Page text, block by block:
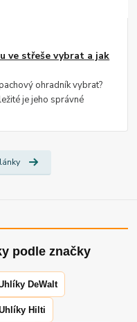
ve střeše vybrat a jak
ohradník vybrat?
je jeho správné
podle značky
DeWalt
Hilti